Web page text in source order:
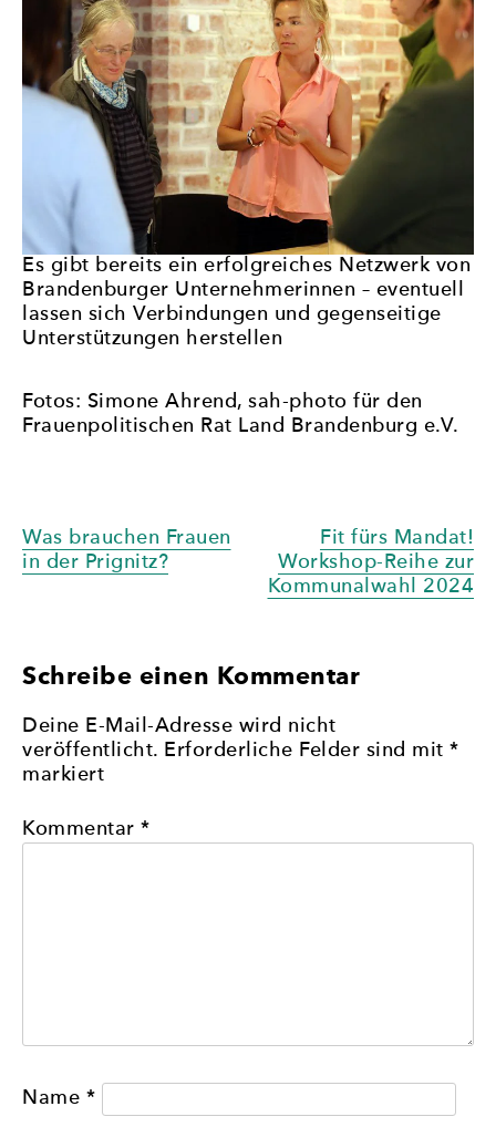
Es gibt bereits ein erfolgreiches Netzwerk von
Brandenburger Unternehmerinnen – eventuell
lassen sich Verbindungen und gegenseitige
Unterstützungen herstellen
Fotos: Simone Ahrend, sah-photo für den
Frauenpolitischen Rat Land Brandenburg e.V.
Beitragsnavigation
Was brauchen Frauen
in der Prignitz?
Fit fürs Mandat!
Workshop-Reihe zur
Kommunalwahl 2024
Schreibe einen Kommentar
Deine E-Mail-Adresse wird nicht
veröffentlicht. Erforderliche Felder sind mit *
markiert
Kommentar *
Name *